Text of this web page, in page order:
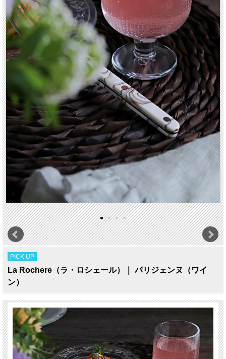
PICK UP
La Rochere（ラ・ロシェール）｜ パリジェンヌ（ワイ
ン）